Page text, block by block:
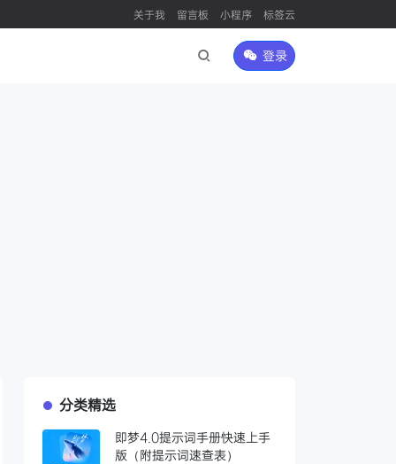
关于我 留言板 小程序 标签云
登录
分类精选
即梦4.0提示词手册快速上手
版（附提示词速查表）